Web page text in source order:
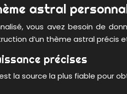
astral
vous avez besoin de
d’un thème astral précis
précises
la source la plus fiable pour